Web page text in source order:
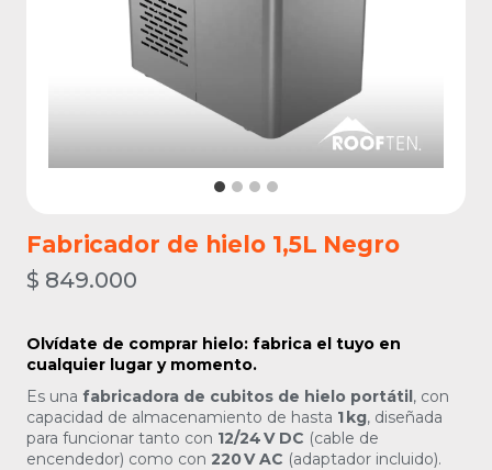
Fabricador de hielo 1,5L Negro
$ 849.000
Olvídate de comprar hielo: fabrica el tuyo en
cualquier lugar y momento.
Es una fabricadora de cubitos de hielo portátil, con
capacidad de almacenamiento de hasta 1 kg, diseñada
para funcionar tanto con 12/24 V DC (cable de
encendedor) como con 220 V AC (adaptador incluido).